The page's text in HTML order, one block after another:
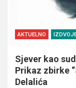
AKTUELNO
Sjever kao
Prikaz zbirke
Delalića